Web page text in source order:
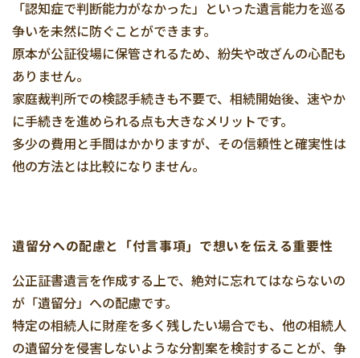
「認知症で判断能力がなかった」といった遺言能力を巡る
争いを未然に防ぐことができます。
原本が公証役場に保管されるため、紛失や改ざんの心配も
ありません。
家庭裁判所での検認手続きも不要で、相続開始後、速やか
に手続きを進められる点も大きなメリットです。
多少の費用と手間はかかりますが、その信頼性と確実性は
他の方法とは比較になりません。
遺留分への配慮と「付言事項」で想いを伝える重要性
公正証書遺言を作成する上で、絶対に忘れてはならないの
が「遺留分」への配慮です。
特定の相続人に財産を多く残したい場合でも、他の相続人
の遺留分を侵害しないような分割案を検討することが、争